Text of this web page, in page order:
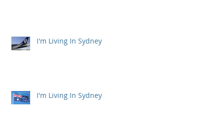
I'm Living In Sydney
I'm Living In Sydney